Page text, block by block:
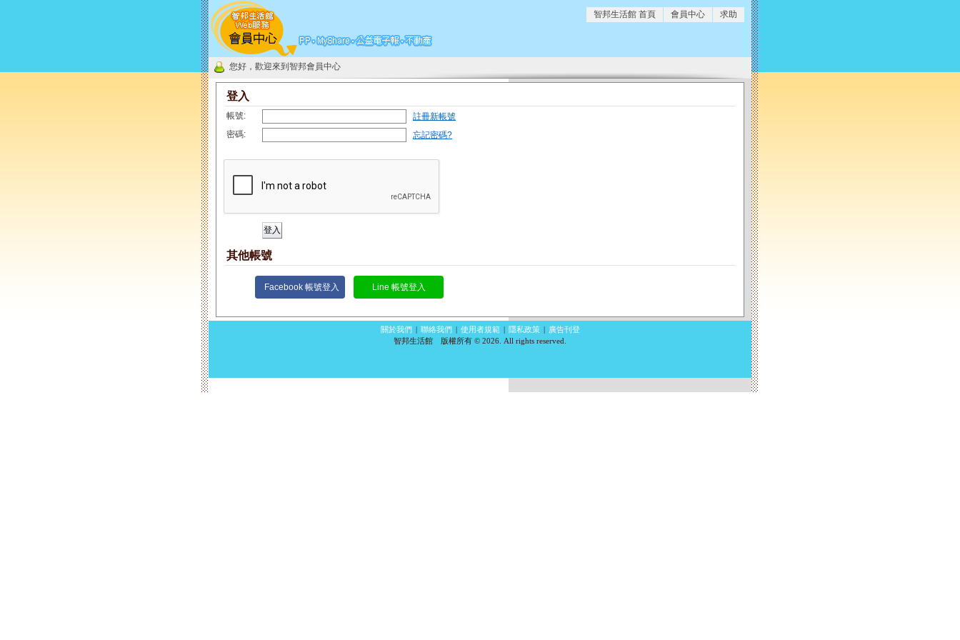
求助
會員中心
智邦生活館 首頁
您好，歡迎來到智邦會員中心
登入
帳號:
註冊新帳號
密碼:
忘記密碼?
其他帳號
Facebook 帳號登入 Line 帳號登入
關於我們 | 聯絡我們 | 使用者規範 | 隱私政策 | 廣告刊登
智邦生活館 版權所有 © 2026. All rights reserved.